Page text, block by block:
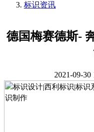
标识资讯
德国梅赛德斯-
2021-09-30